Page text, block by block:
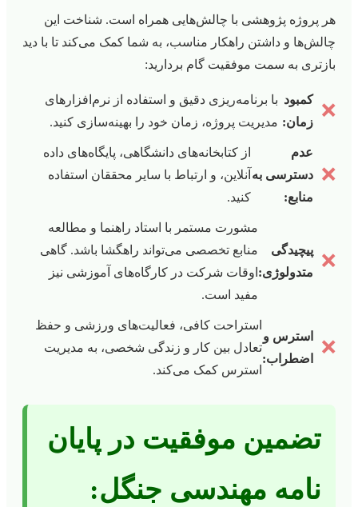
هر پروژه پژوهشی با چالش‌هایی همراه است. شناخت این
چالش‌ها و داشتن راهکار مناسب، به شما کمک می‌کند تا با دید
بازتری به سمت موفقیت گام بردارید:
❌
کمبود
زمان:
با برنامه‌ریزی دقیق و استفاده از نرم‌افزارهای
مدیریت پروژه، زمان خود را بهینه‌سازی کنید.
❌
عدم
دسترسی به
منابع:
از کتابخانه‌های دانشگاهی، پایگاه‌های داده
آنلاین، و ارتباط با سایر محققان استفاده
کنید.
❌
پیچیدگی
متدولوژی:
مشورت مستمر با استاد راهنما و مطالعه
منابع تخصصی می‌تواند راهگشا باشد. گاهی
اوقات شرکت در کارگاه‌های آموزشی نیز
مفید است.
❌
استرس و
اضطراب:
استراحت کافی، فعالیت‌های ورزشی و حفظ
تعادل بین کار و زندگی شخصی، به مدیریت
استرس کمک می‌کند.
تضمین موفقیت در پایان
نامه مهندسی جنگل: